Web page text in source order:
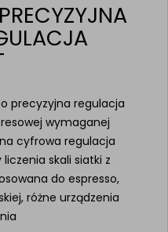
precyzyjna regulacja
wymaganej
cyfrowa regulacja
skali siatki z
do espresso,
różne urządzenia